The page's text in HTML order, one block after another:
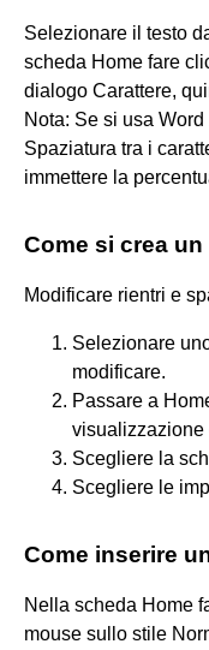
Selezionare il testo
scheda Home fare
dialogo Carattere,
Nota: Se si usa
Spaziatura tra i
immettere la
Come si crea
Modificare rientri e
Selezionare
modificare.
Passare a
visualizzazione
Scegliere la
Scegliere le
Come inserire
Nella scheda Home
mouse sullo stile